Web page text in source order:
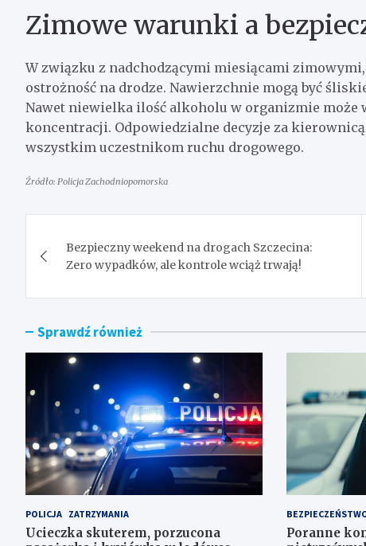
Zimowe warunki a
W związku z nadchodzącymi miesiącami
ostrożność na drodze. Nawierzchnie mogą być
Nawet niewielka ilość alkoholu w organizmie może
koncentracji. Odpowiedzialne decyzje za
wszystkim uczestnikom ruchu drogowego.
Źródło: Policja Zachodniopomorska
wpisu
Bezpieczny weekend na drogach Szczecina:
Zero wypadków, ale kontrole wciąż trwają!
Sprawdź również
POLICJA ZATRZYMANIA
Ucieczka skuterem, porzucona
Poranne